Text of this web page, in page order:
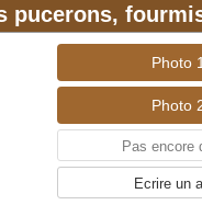
Photo 1
Photo
Pas encore
Ecrire un